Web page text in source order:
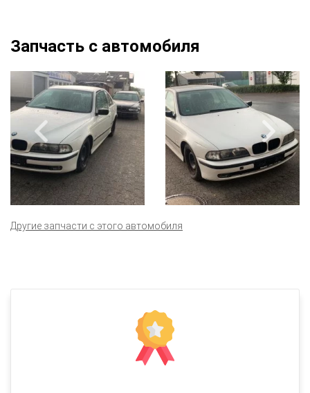
Запчасть с автомобиля
Другие запчасти с этого автомобиля